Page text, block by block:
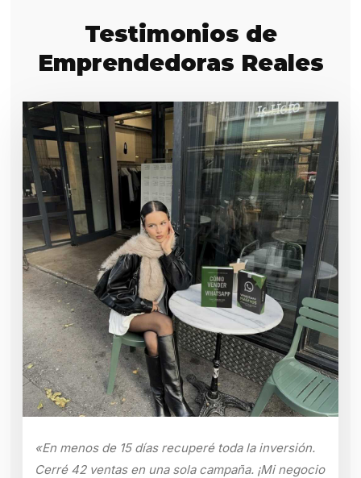
Testimonios de
Emprendedoras Reales
«En menos de 15 días recuperé toda la inversión.
Cerré 42 ventas en una sola campaña. ¡Mi negocio